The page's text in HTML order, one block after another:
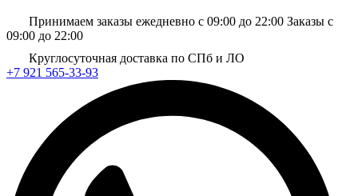
Принимаем заказы ежедневно с 09:00 до 22:00 Заказы с
09:00 до 22:00
Круглосуточная доставка по СПб и ЛО
+7 921 565-33-93